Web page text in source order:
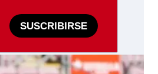
SUSCRIBIRSE